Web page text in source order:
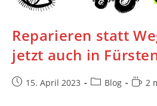
Reparieren statt
jetzt auch in
Post15. April 2023
PostBlog 2